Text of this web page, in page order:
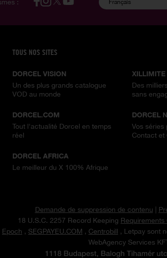
: Français
TOUS NOS SITES
DORCEL VISION
Un des plus grands catalogue
VOD au monde
XILLIMITE
Des
sans
DORCEL.COM
Tout l'actualité Dorcel en temps
réel
DORCEL
Vos séries
Contact et
DORCEL AFRICA
Le meilleur du X 100% Afrique
Demande de suppression de contenu
18 U.S.C. 2257 Record Keeping Requirements
Epoch , SEGPAYEU.COM , Centrobill , Letpay sont
WebAgency Services